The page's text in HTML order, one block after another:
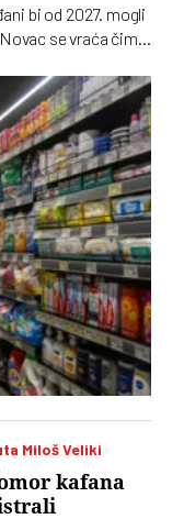
bi od 2027. mogli
se vraća čim
Miloš Veliki
kafana